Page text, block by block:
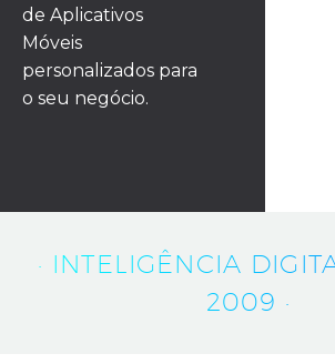
de Aplicativos
Móveis
personalizados para
o seu negócio.
· INTELIGÊNCIA
2009 ·